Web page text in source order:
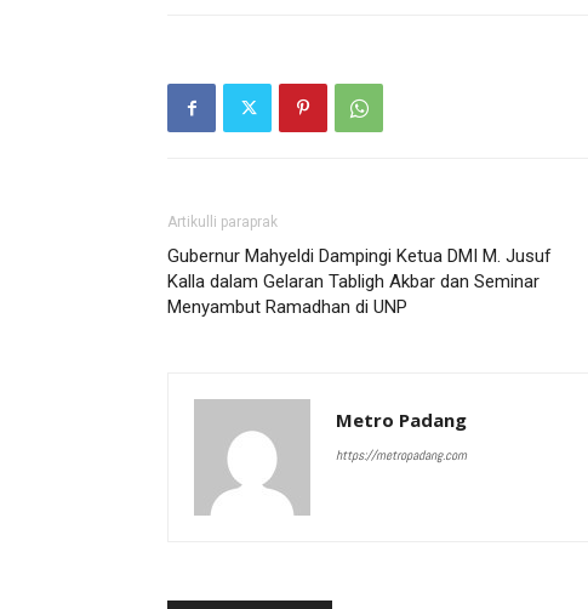
Artikulli paraprak
Gubernur Mahyeldi Dampingi Ketua DMI M. Jusuf
Kalla dalam Gelaran Tabligh Akbar dan Seminar
Menyambut Ramadhan di UNP
Metro Padang
https://metropadang.com